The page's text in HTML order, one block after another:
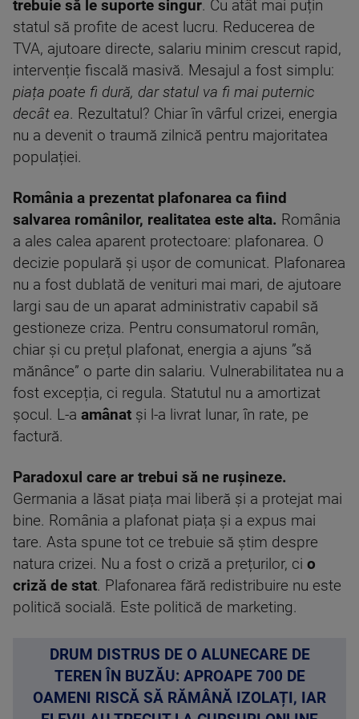
trebuie să le suporte singur. Cu atât mai puțin
statul să profite de acest lucru. Reducerea de
TVA, ajutoare directe, salariu minim crescut rapid,
intervenție fiscală masivă. Mesajul a fost simplu:
piața poate fi dură, dar statul va fi mai puternic
decât ea. Rezultatul? Chiar în vârful crizei, energia
nu a devenit o traumă zilnică pentru majoritatea
populației.
România a prezentat plafonarea ca fiind
salvarea românilor, realitatea este alta. România
a ales calea aparent protectoare: plafonarea. O
decizie populară și ușor de comunicat. Plafonarea
nu a fost dublată de venituri mai mari, de ajutoare
largi sau de un aparat administrativ capabil să
gestioneze criza. Pentru consumatorul român,
chiar și cu prețul plafonat, energia a ajuns ”să
mănânce” o parte din salariu. Vulnerabilitatea nu a
fost excepția, ci regula. Statutul nu a amortizat
șocul. L-a amânat și l-a livrat lunar, în rate, pe
factură.
Paradoxul care ar trebui să ne rușineze.
Germania a lăsat piața mai liberă și a protejat mai
bine. România a plafonat piața și a expus mai
tare. Asta spune tot ce trebuie să știm despre
natura crizei. Nu a fost o criză a prețurilor, ci o
criză de stat. Plafonarea fără redistribuire nu este
politică socială. Este politică de marketing.
DRUM DISTRUS DE O ALUNECARE DE
TEREN ÎN BUZĂU: APROAPE 700 DE
OAMENI RISCĂ SĂ RĂMÂNĂ IZOLAȚI, IAR